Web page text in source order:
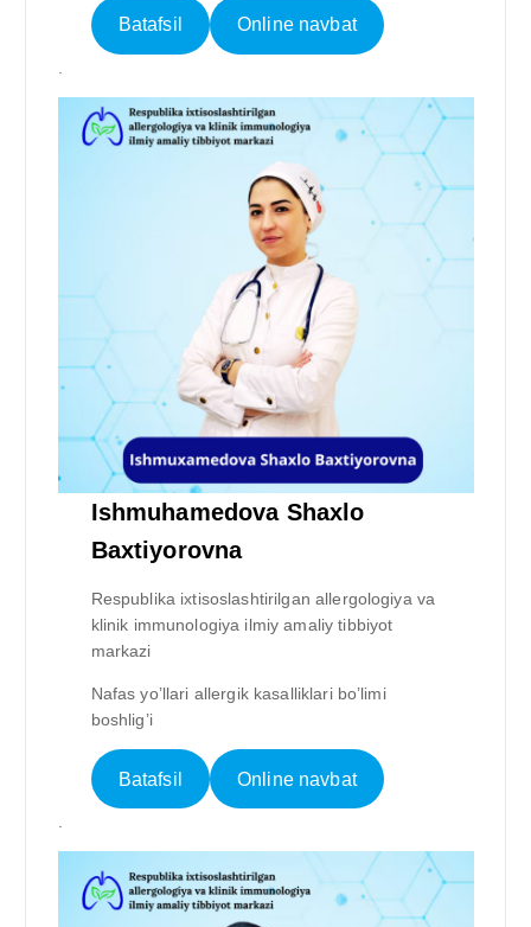
Batafsil Online navbat
Ishmuhamedova Shaxlo
Baxtiyorovna
Respublika ixtisoslashtirilgan allergologiya va
klinik immunologiya ilmiy amaliy tibbiyot
markazi
Nafas yo’llari allergik kasalliklari bo’limi
boshlig’i
Batafsil Online navbat